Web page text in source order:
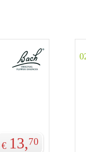
€ 13,70